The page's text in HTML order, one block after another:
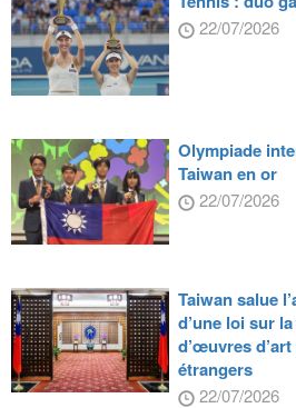
22/07/2026
Olympiade
Taiwan en or
22/07/2026
Taiwan salue
d’une loi sur
d’œuvres
étrangers
22/07/2026